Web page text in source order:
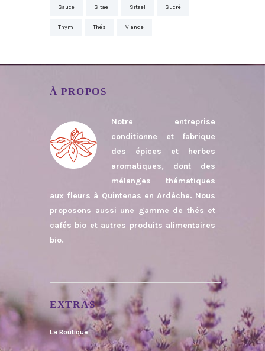
Sauce Sitael Sitael Sucré
Thym Thés Viande
À PROPOS
Notre entreprise
conditionne et fabrique
des épices et herbes
aromatiques, dont des
mélanges thématiques
aux fleurs à Quintenas en Ardèche. Nous
proposons aussi une gamme de thés et
cafés bio et autres produits alimentaires
bio.
EXTRAS
La Boutique